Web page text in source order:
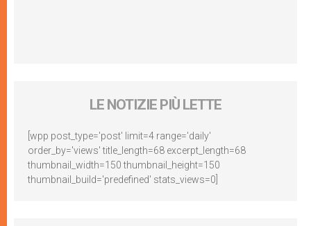
LE NOTIZIE PIÙ LETTE
[wpp post_type='post' limit=4 range='daily'
order_by='views' title_length=68 excerpt_length=68
thumbnail_width=150 thumbnail_height=150
thumbnail_build='predefined' stats_views=0]